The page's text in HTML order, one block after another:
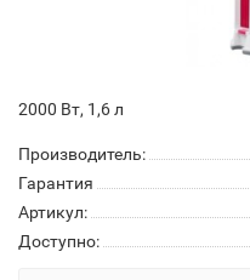
2000 Вт, 1,6 л
Производитель:
Гарантия
Артикул:
Доступно: